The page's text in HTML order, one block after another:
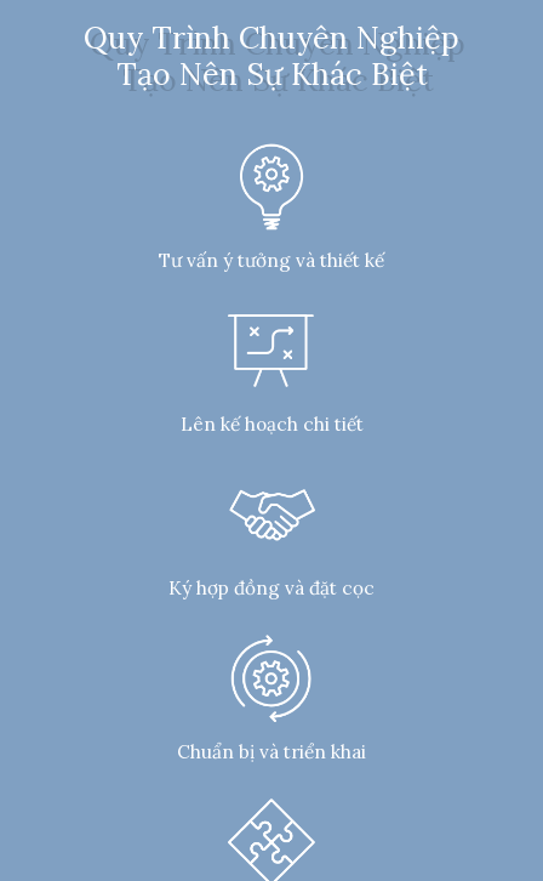
Quy Trình Chuyên Nghiệp
Tạo Nên Sự Khác Biệt
Tư vấn ý tưởng và thiết kế
Lên kế hoạch chi tiết
Ký hợp đồng và đặt cọc
Chuẩn bị và triển khai